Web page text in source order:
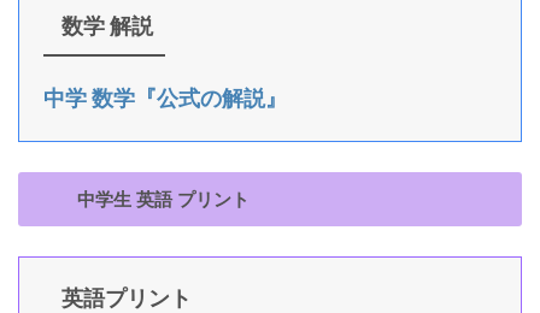
数学 解説
中学 数学『公式の解説』
中学生 英語 プリント
英語プリント